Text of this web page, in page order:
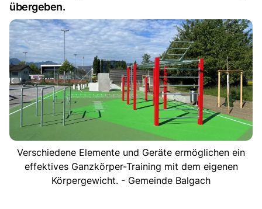
übergeben.
Verschiedene Elemente und Geräte ermöglichen ein
effektives Ganzkörper-Training mit dem eigenen
Körpergewicht. - Gemeinde Balgach